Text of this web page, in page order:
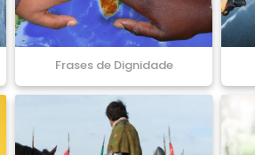
Frases de Dignidade